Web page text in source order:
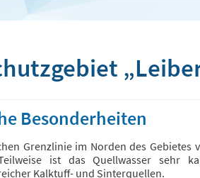
Besonderheiten
Grenzlinie im Norden des Gebietes
ist das Quellwasser sehr
Kalktuff- und Sinterquellen.